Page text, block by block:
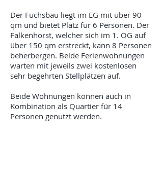
Der Fuchsbau liegt im EG mit über 90
qm und bietet Platz für 6 Personen. Der
Falkenhorst, welcher sich im 1. OG auf
über 150 qm erstreckt, kann 8 Personen
beherbergen. Beide Ferienwohnungen
warten mit jeweils zwei kostenlosen
sehr begehrten Stellplätzen auf.
Beide Wohnungen können auch in
Kombination als Quartier für 14
Personen genutzt werden.